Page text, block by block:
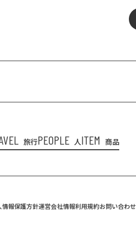
旅行PEOPLE 人ITEM 商品
情報保護方針運営会社情報利用規約お問い合わせ